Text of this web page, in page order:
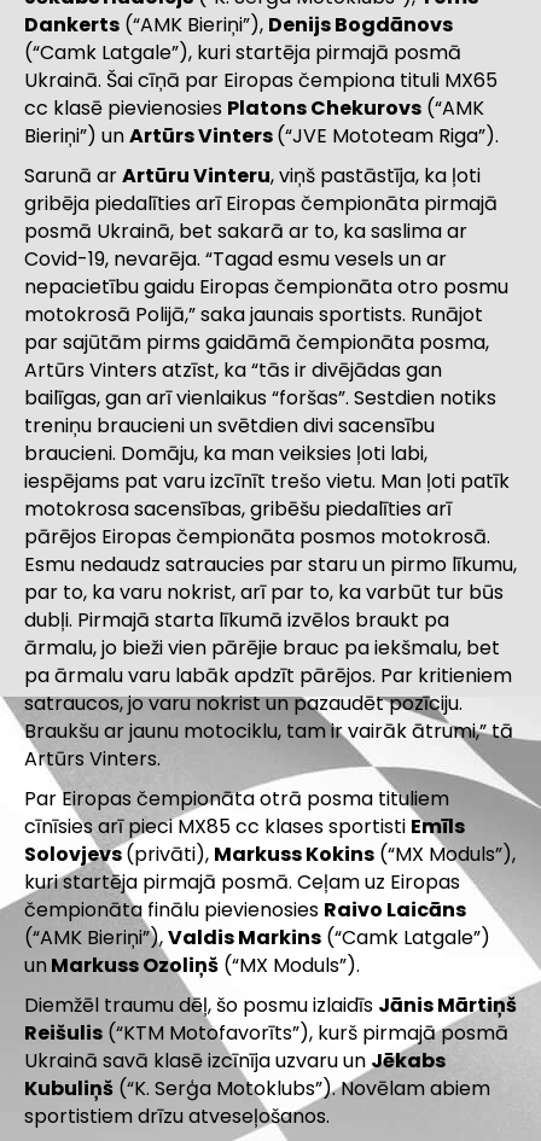
Dankerts (“AMK Bieriņi”), Denijs Bogdānovs
(“Camk Latgale”), kuri startēja pirmajā posmā
Ukrainā. Šai cīņā par Eiropas čempiona tituli MX65
cc klasē pievienosies Platons Chekurovs (“AMK
Bieriņi”) unArtūrs Vinters(“JVE Mototeam Riga”).
Sarunā arArtūru Vinteru, viņš pastāstīja, ka ļoti
gribēja piedalīties arī Eiropas čempionāta pirmajā
posmā Ukrainā, bet sakarā ar to, ka saslima ar
Covid-19, nevarēja. “Tagad esmu vesels un ar
nepacietību gaidu Eiropas čempionāta otro posmu
motokrosā Polijā,” saka jaunais sportists. Runājot
par sajūtām pirms gaidāmā čempionāta posma,
Artūrs Vinters atzīst, ka “tās ir divējādas gan
bailīgas, gan arī vienlaikus “foršas”. Sestdien notiks
treniņu braucieni un svētdien divi sacensību
braucieni. Domāju, ka man veiksies ļoti labi,
iespējams pat varu izcīnīt trešo vietu. Man ļoti patīk
motokrosa sacensības, gribēšu piedalīties arī
pārējos Eiropas čempionāta posmos motokrosā.
Esmu nedaudz satraucies par staru un pirmo līkumu,
par to, ka varu nokrist, arī par to, ka varbūt tur būs
dubļi. Pirmajā starta līkumā izvēlos braukt pa
ārmalu, jo bieži vien pārējie brauc pa iekšmalu, bet
pa ārmalu varu labāk apdzīt pārējos. Par kritieniem
satraucos, jo varu nokrist un pazaudēt pozīciju.
Braukšu ar jaunu motociklu, tam ir vairāk ātrumi,” tā
Artūrs Vinters.
Par Eiropas čempionāta otrā posma tituliem
cīnīsies arī pieci MX85 cc klases sportisti Emīls
Solovjevs(privāti), Markuss Kokins (“MX Moduls”),
kuri startēja pirmajā posmā. Ceļam uz Eiropas
čempionāta finālu pievienosies Raivo Laicāns
(“AMK Bieriņi”),Valdis Markins (“Camk Latgale”)
unMarkuss Ozoliņš (“MX Moduls”).
Diemžēl traumu dēļ, šo posmu izlaidīs Jānis Mārtiņš
Reišulis (“KTM Motofavorīts”), kurš pirmajā posmā
Ukrainā savā klasē izcīnīja uzvaru un Jēkabs
Kubuliņš (“K. Serģa Motoklubs”). Novēlam abiem
sportistiem drīzu atveseļošanos.